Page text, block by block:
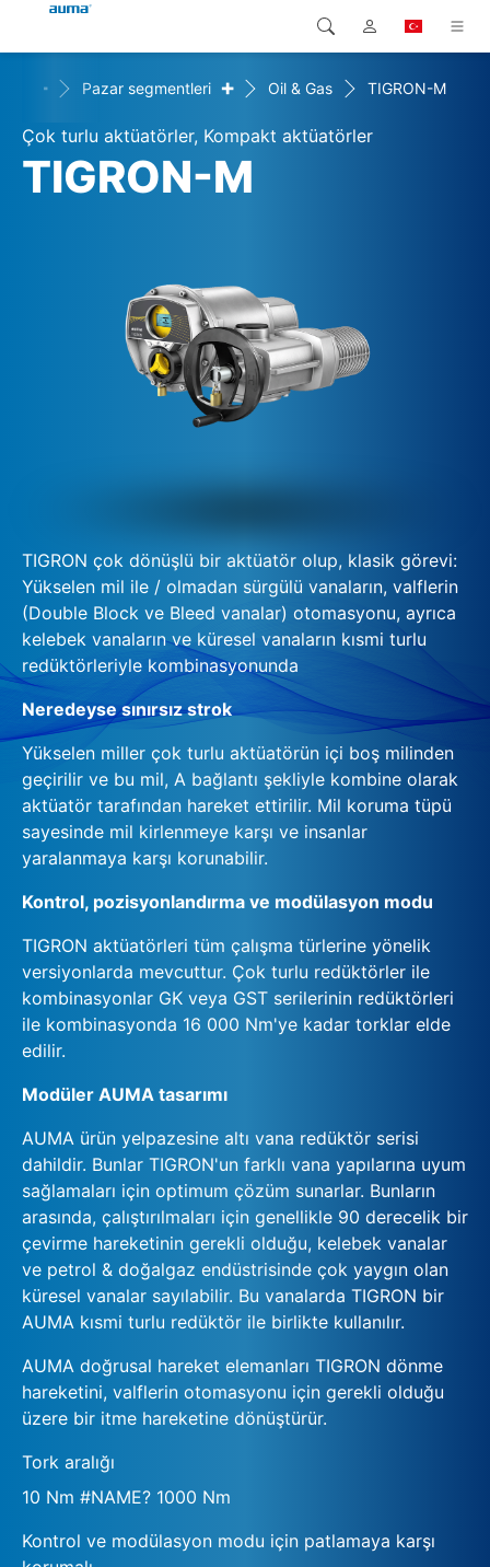
Ürünler
Çözümler
İrtibat kurulacak kişi
Global
Avrupa
Kuzey Amerika
Arama
+ Pazar segmentleri + Oil & Gas TIGRON-M
Çok turlu aktüatörler, Kompakt aktüatörler
TIGRON-M
TIGRON çok dönüşlü bir aktüatör olup, klasik görevi:
Yükselen mil ile / olmadan sürgülü vanaların, valflerin
(Double Block ve Bleed vanalar) otomasyonu, ayrıca
kelebek vanaların ve küresel vanaların kısmi turlu
redüktörleriyle kombinasyonunda
Neredeyse sınırsız strok
Yükselen miller çok turlu aktüatörün içi boş milinden
geçirilir ve bu mil, A bağlantı şekliyle kombine olarak
aktüatör tarafından hareket ettirilir. Mil koruma tüpü
sayesinde mil kirlenmeye karşı ve insanlar
yaralanmaya karşı korunabilir.
Kontrol, pozisyonlandırma ve modülasyon modu
TIGRON aktüatörleri tüm çalışma türlerine yönelik
versiyonlarda mevcuttur. Çok turlu redüktörler ile
kombinasyonlar GK veya GST serilerinin redüktörleri
ile kombinasyonda 16 000 Nm'ye kadar torklar elde
edilir.
Modüler AUMA tasarımı
AUMA ürün yelpazesine altı vana redüktör serisi
dahildir. Bunlar TIGRON'un farklı vana yapılarına uyum
sağlamaları için optimum çözüm sunarlar. Bunların
arasında, çalıştırılmaları için genellikle 90 derecelik bir
çevirme hareketinin gerekli olduğu, kelebek vanalar
ve petrol & doğalgaz endüstrisinde çok yaygın olan
küresel vanalar sayılabilir. Bu vanalarda TIGRON bir
AUMA kısmi turlu redüktör ile birlikte kullanılır.
AUMA doğrusal hareket elemanları TIGRON dönme
hareketini, valflerin otomasyonu için gerekli olduğu
üzere bir itme hareketine dönüştürür.
Tork aralığı
10 Nm #NAME? 1000 Nm
Kontrol ve modülasyon modu için patlamaya karşı